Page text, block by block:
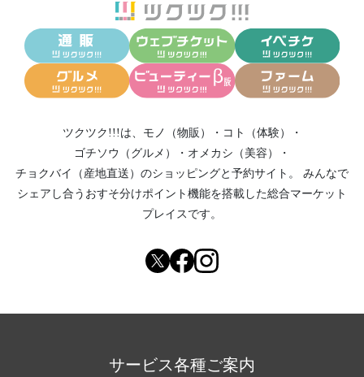
ツクツク!!!は、 モノ（物販） ・ コト（体験）
・
ゴチソウ（グルメ）
・ オメカシ（美容）
・
チョクバイ（産地直送） のショッピングと予約サイト。
みんなで
シェアし合う おすそ分けポイント機能を搭載した総合マーケット
プレイスです。
サービス各種ご案内